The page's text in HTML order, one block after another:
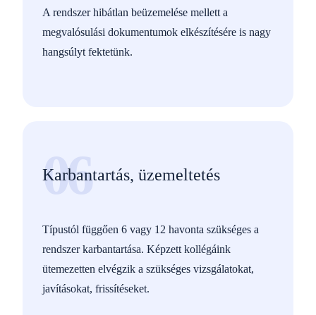
A rendszer hibátlan beüzemelése mellett a
megvalósulási dokumentumok elkészítésére is nagy
hangsúlyt fektetünk.
06
Karbantartás, üzemeltetés
Típustól függően 6 vagy 12 havonta szükséges a
rendszer karbantartása. Képzett kollégáink
ütemezetten elvégzik a szükséges vizsgálatokat,
javításokat, frissítéseket.